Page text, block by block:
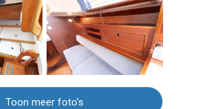
Toon meer foto's